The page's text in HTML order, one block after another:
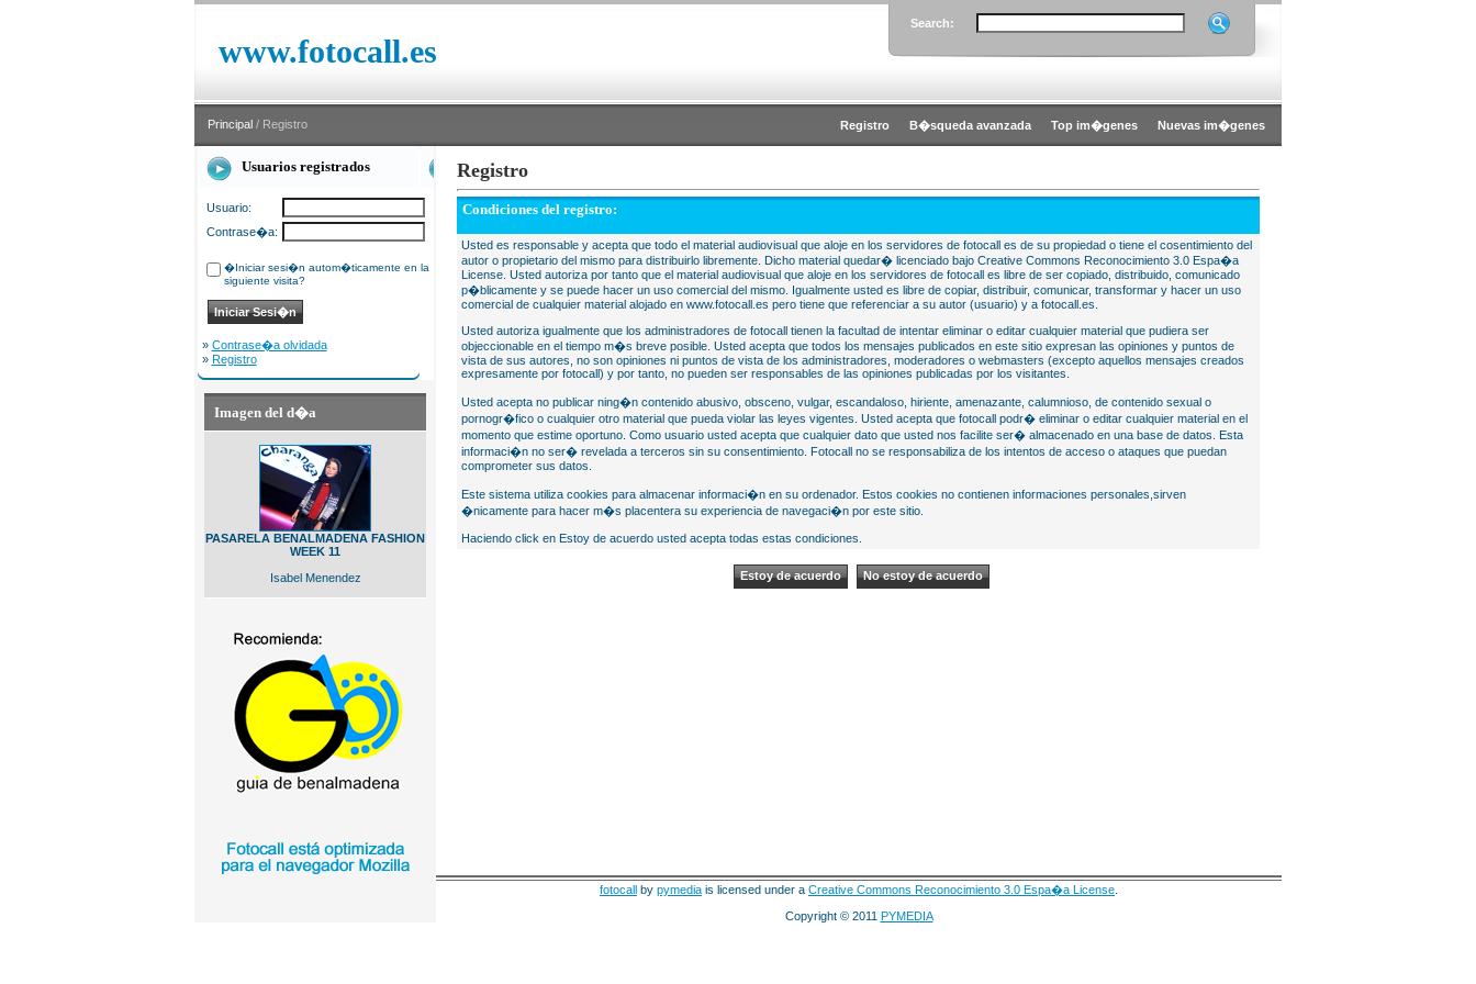
www.fotocall.es
Search:
Principal / Registro Registro B�squeda avanzada Top im�genes Nuevas im�genes
Usuarios registrados
Usuario:
Contrase�a:
�Iniciar sesi�n autom�ticamente en la
siguiente visita?
» Contrase�a olvidada
» Registro
Imagen del d�a
PASARELA BENALMADENA FASHION
WEEK 11
Isabel Menendez
Registro
Condiciones del registro:
Usted es responsable y acepta que todo el material audiovisual que aloje en los servidores de fotocall es de su propiedad o tiene el cosentimiento del
autor o propietario del mismo para distribuirlo libremente. Dicho material quedar� licenciado bajo Creative Commons Reconocimiento 3.0 Espa�a
License. Usted autoriza por tanto que el material audiovisual que aloje en los servidores de fotocall es libre de ser copiado, distribuido, comunicado
p�blicamente y se puede hacer un uso comercial del mismo. Igualmente usted es libre de copiar, distribuir, comunicar, transformar y hacer un uso
comercial de cualquier material alojado en www.fotocall.es pero tiene que referenciar a su autor (usuario) y a fotocall.es.
Usted autoriza igualmente que los administradores de fotocall tienen la facultad de intentar eliminar o editar cualquier material que pudiera ser
objeccionable en el tiempo m�s breve posible. Usted acepta que todos los mensajes publicados en este sitio expresan las opiniones y puntos de
vista de sus autores, no son opiniones ni puntos de vista de los administradores, moderadores o webmasters (excepto aquellos mensajes creados
expresamente por fotocall) y por tanto, no pueden ser responsables de las opiniones publicadas por los visitantes.
Usted acepta no publicar ning�n contenido abusivo, obsceno, vulgar, escandaloso, hiriente, amenazante, calumnioso, de contenido sexual o
pornogr�fico o cualquier otro material que pueda violar las leyes vigentes. Usted acepta que fotocall podr� eliminar o editar cualquier material en el
momento que estime oportuno. Como usuario usted acepta que cualquier dato que usted nos facilite ser� almacenado en una base de datos. Esta
informaci�n no ser� revelada a terceros sin su consentimiento. Fotocall no se responsabiliza de los intentos de acceso o ataques que puedan
comprometer sus datos.
Este sistema utiliza cookies para almacenar informaci�n en su ordenador. Estos cookies no contienen informaciones personales,sirven
�nicamente para hacer m�s placentera su experiencia de navegaci�n por este sitio.
Haciendo click en Estoy de acuerdo usted acepta todas estas condiciones.
fotocall by pymedia is licensed under a Creative Commons Reconocimiento 3.0 Espa�a License
Copyright © 2011 PYMEDIA